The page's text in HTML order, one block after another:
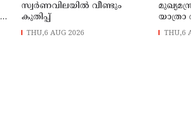
സ്വർണവിലയിൽ വീണ്ടും
കുതിപ്പ്
THU,6 AUG 2026
യാത്രാ
ജനറല്‍
THU,6